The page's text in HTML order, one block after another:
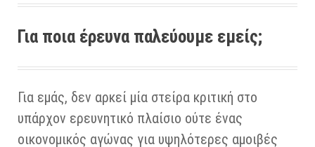
Για ποια έρευνα παλεύουμε εμείς;
Για εμάς, δεν αρκεί μία στείρα κριτική στο
υπάρχον ερευνητικό πλαίσιο ούτε ένας
οικονομικός αγώνας για υψηλότερες αμοιβές